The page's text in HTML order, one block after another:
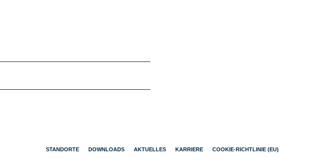
STANDORTE DOWNLOADS AKTUELLES KARRIERE COOKIE-RICHTLINIE (EU)